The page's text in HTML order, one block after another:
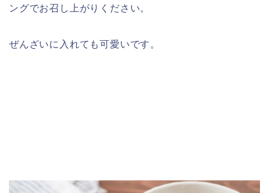
ングでお召し上がりください。
ぜんざいに入れても可愛いです。